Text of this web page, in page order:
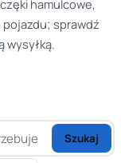
hamulcowe,
sprawdź
wysyłką.
Szukaj